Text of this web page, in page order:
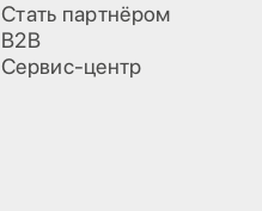
Стать партнёром
B2B
Сервис-центр